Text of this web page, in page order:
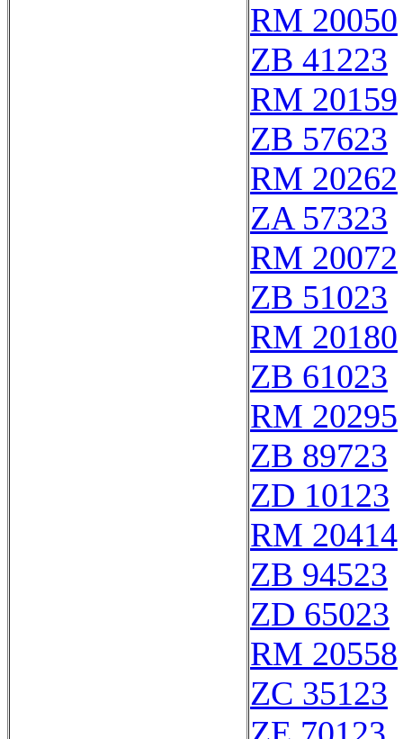
RM 20050
ZB 41223
RM 20159
ZB 57623
RM 20262
ZA 57323
RM 20072
ZB 51023
RM 20180
ZB 61023
RM 20295
ZB 89723
ZD 10123
RM 20414
ZB 94523
ZD 65023
RM 20558
ZC 35123